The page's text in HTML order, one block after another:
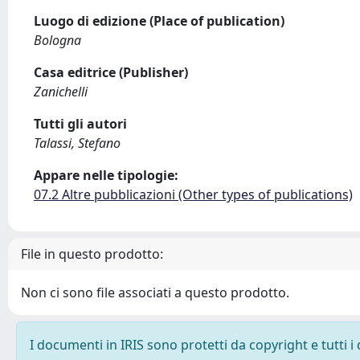
Luogo di edizione (Place of publication)
Bologna
Casa editrice (Publisher)
Zanichelli
Tutti gli autori
Talassi, Stefano
Appare nelle tipologie:
07.2 Altre pubblicazioni (Other types of publications)
File in questo prodotto:
Non ci sono file associati a questo prodotto.
I documenti in IRIS sono protetti da copyright e tutti